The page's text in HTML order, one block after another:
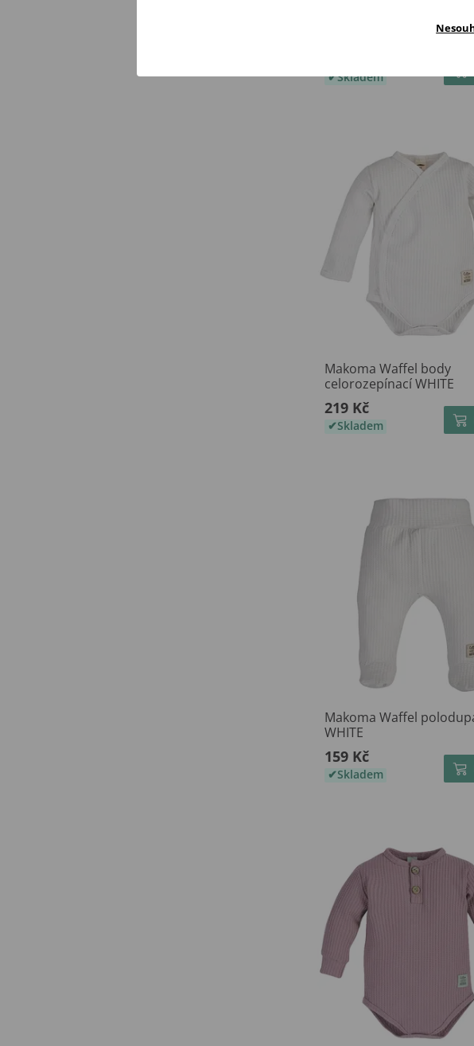
Makoma Mušelínový letní
Skladem
Makoma Waffel body
celorozepínací WHITE
219 Kč
Skladem
Makoma Waffel
WHITE
159 Kč
Skladem